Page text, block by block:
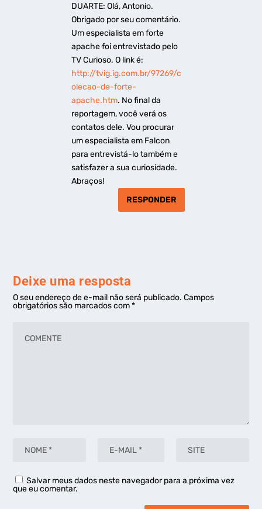
DUARTE: Olá, Antonio.
Obrigado por seu comentário.
Um especialista em forte
apache foi entrevistado pelo
TV Curioso. O link é:
http://tvig.ig.com.br/97269/c
olecao-de-forte-
apache.htm. No final da
reportagem, você verá os
contatos dele. Vou procurar
um especialista em Falcon
para entrevistá-lo também e
satisfazer a sua curiosidade.
Abraços!
RESPONDER
Deixe uma resposta
O seu endereço de e-mail não será publicado. Campos
obrigatórios são marcados com*
Salvar meus dados neste navegador para a próxima vez
que eu comentar.